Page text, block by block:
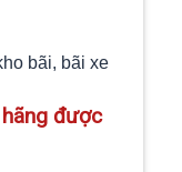
bãi, bãi xe
được